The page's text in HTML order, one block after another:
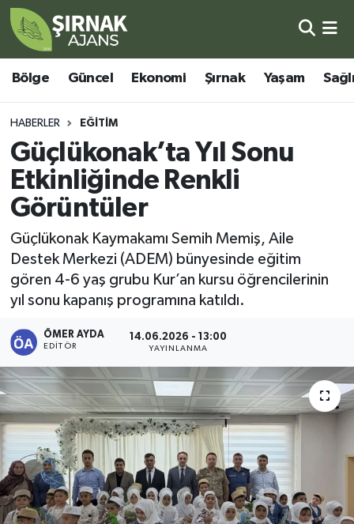
Bölge Güncel Ekonomi Şırnak Yaşam
HABERLER EĞITIM
Güçlükonak’ta Yıl Sonu
Etkinliğinde Renkli
Görüntüler
Güçlükonak Kaymakamı Semih Memiş, Aile
Destek Merkezi (ADEM) bünyesinde eğitim
gören 4-6 yaş grubu Kur’an kursu öğrencilerinin
yıl sonu kapanış programına katıldı.
ÖMER AYDA
EDITÖR
14.06.2026 - 13:00
YAYINLANMA
Bölge
Güncel
Ekonomi
Şırnak
Yaşam
Sağlık
Eğitim
Kültür - Sanat
Siyaset
Spor
Teknoloji
Yazarlar
Şırnak Nöbetçi Eczaneler
Şırnak Hava Durumu
Şirnak Namaz Vakitleri
Şırnak Trafik Yoğunluk Haritası
Süper Lig Puan Durumu ve Fikstür
Tüm Manşetler
Son Dakika Haberleri
Haber Arşivi